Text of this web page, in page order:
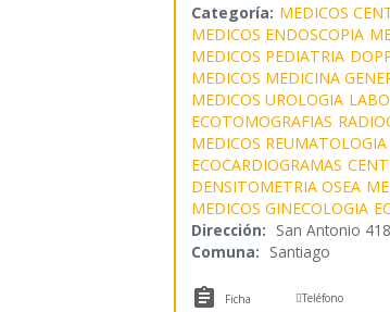
Categoría: MEDICOS
MEDICOS ENDOSCOPIA
MEDICOS PEDIATRIA
MEDICOS MEDICINA
MEDICOS UROLOGIA
ECOTOMOGRAFIAS
MEDICOS REUMATOLOGIA
ECOCARDIOGRAMAS
DENSITOMETRIA OSEA
MEDICOS GINECOLOGIA
Dirección: San Antonio
Comuna: Santiago
 Ficha Teléfono